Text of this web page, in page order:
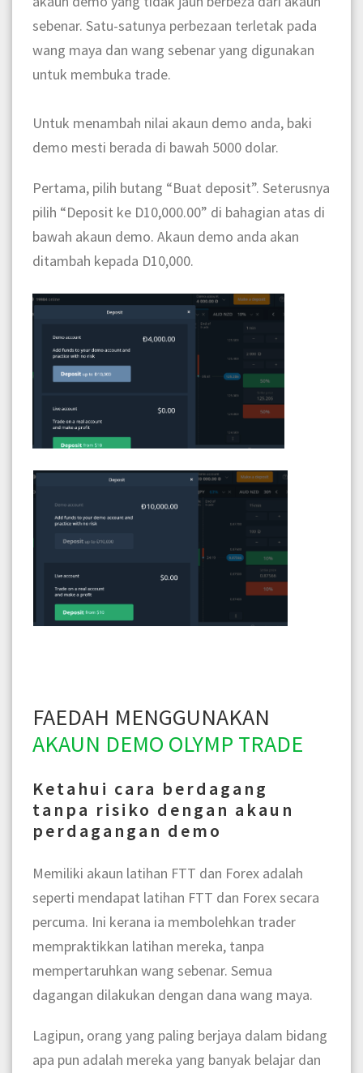
sebenar. Satu-satunya perbezaan terletak pada
wang maya dan wang sebenar yang digunakan
untuk membuka trade.
Untuk menambah nilai akaun demo anda, baki
demo mesti berada di bawah 5000 dolar.
Pertama, pilih butang “Buat deposit”. Seterusnya
pilih “Deposit ke D10,000.00” di bahagian atas di
bawah akaun demo. Akaun demo anda akan
ditambah kepada D10,000.
FAEDAH MENGGUNAKAN
AKAUN DEMO OLYMP TRADE
Ketahui cara berdagang
tanpa risiko dengan akaun
perdagangan demo
Memiliki akaun latihan FTT dan Forex adalah
seperti mendapat latihan FTT dan Forex secara
percuma. Ini kerana ia membolehkan trader
mempraktikkan latihan mereka, tanpa
mempertaruhkan wang sebenar. Semua
dagangan dilakukan dengan dana wang maya.
Lagipun, orang yang paling berjaya dalam bidang
apa pun adalah mereka yang banyak belajar dan